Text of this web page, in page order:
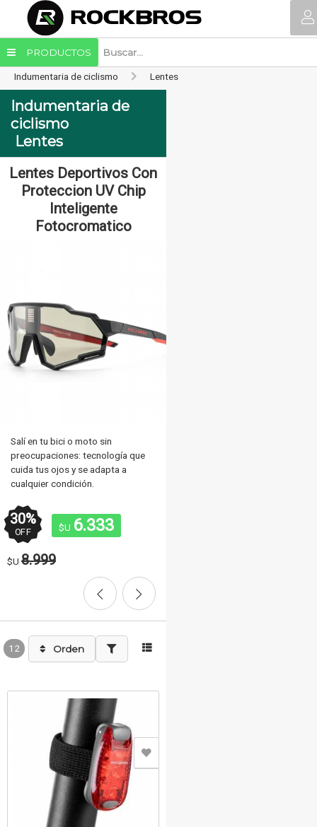
PRODUCTOS
Indumentaria de ciclismo Lentes
Indumentaria de
ciclismo
Lentes
Lentes Deportivos Con
Proteccion UV Chip
Inteligente
Fotocromatico
Salí en tu bici o moto sin
preocupaciones: tecnología que
cuida tus ojos y se adapta a
cualquier condición.
30%
OFF $U 6.333
$U 8.999
12 Orden